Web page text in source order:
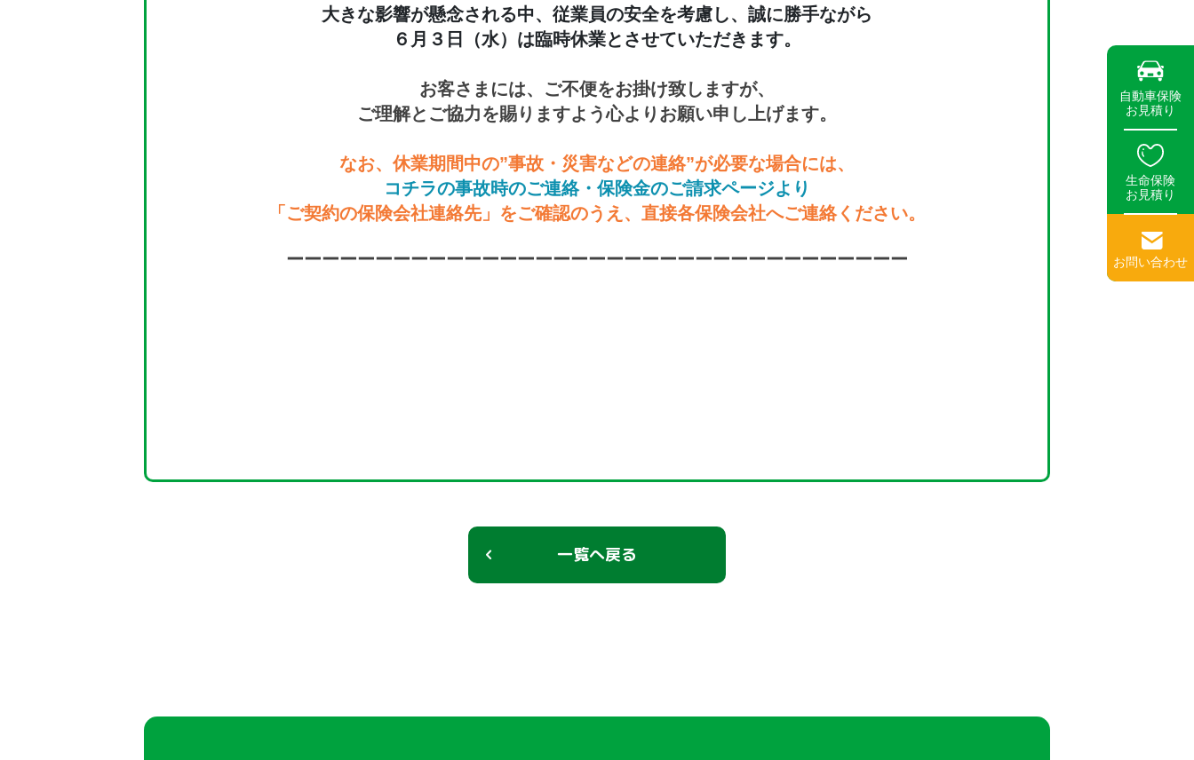
自動車保険
お見積り
生命保険
お見積り
お問い合わせ
大きな影響が懸念される中、従業員の安全を考慮し、誠に勝手ながら
６月３日（水）は臨時休業とさせていただきます。
お客さまには、ご不便をお掛け致しますが、
ご理解とご協力を賜りますよう心よりお願い申し上げます。
なお、休業期間中の”事故・災害などの連絡”が必要な場合には、
コチラの事故時のご連絡・保険金のご請求ページより
「ご契約の保険会社連絡先」をご確認のうえ、直接各保険会社へご連絡ください。
ーーーーーーーーーーーーーーーーーーーーーーーーーーーーーーーーーーー
一覧へ戻る